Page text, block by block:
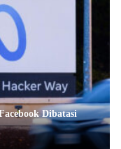
Dibatasi